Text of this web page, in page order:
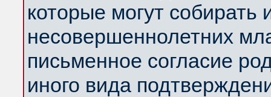
которые могут
несовершеннолетних
письменное согласие
иного вида